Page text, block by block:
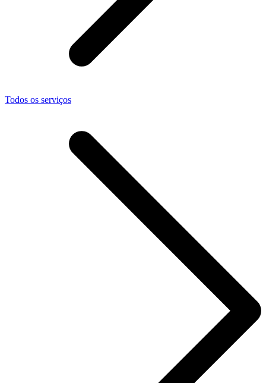
Todos os serviços